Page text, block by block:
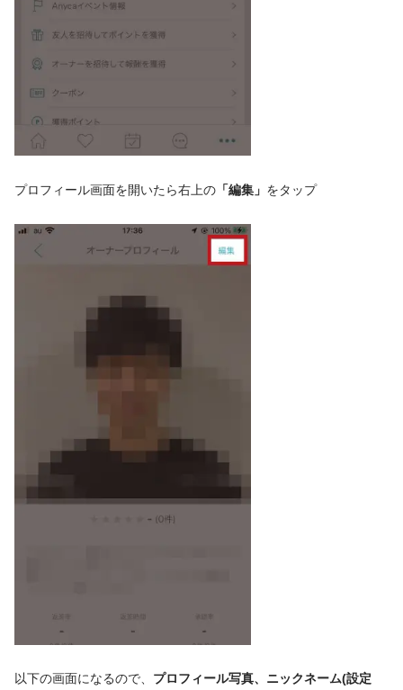
プロフィール画面を開いたら右上の 「編集」 をタップ
以下の画面になるので、 プロフィール写真、ニックネーム(設定